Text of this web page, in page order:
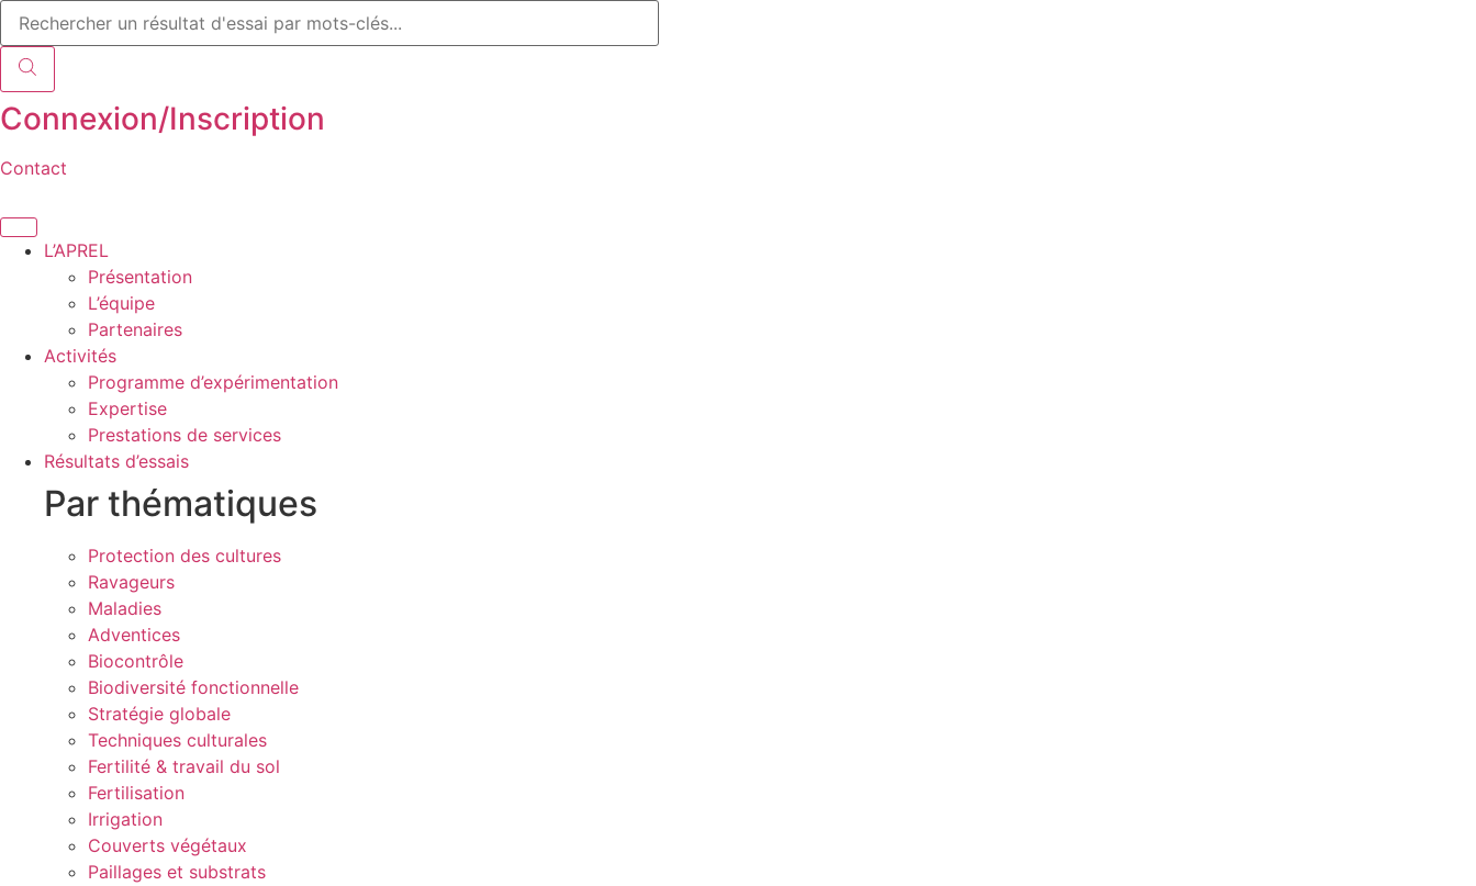
Aller
au
contenu
Recherche
de
produits
Connexion/Inscription
Contact
L’APREL
Présentation
L’équipe
Partenaires
Activités
Programme d’expérimentation
Expertise
Prestations de services
Résultats d’essais
Par thématiques
Protection des cultures
Ravageurs
Maladies
Adventices
Biocontrôle
Biodiversité fonctionnelle
Stratégie globale
Techniques culturales
Fertilité & travail du sol
Fertilisation
Irrigation
Couverts végétaux
Paillages et substrats